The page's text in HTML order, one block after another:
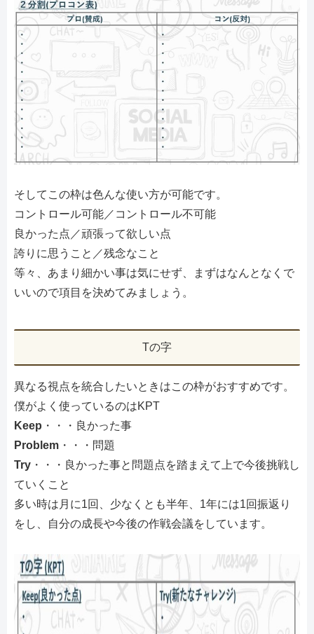
そしてこの枠は色んな使い方が可能です。
コントロール可能／コントロール不可能
良かった点／頑張って欲しい点
誇りに思うこと／残念なこと
等々、あまり細かい事は気にせず、まずはなんとなくで
いいので項目を決めてみましょう。
Tの字
異なる視点を統合したいときはこの枠がおすすめです。
僕がよく使っているのはKPT
Keep ・・・良かった事
Problem ・・・問題
Try ・・・良かった事と問題点を踏まえて上で今後挑戦し
ていくこと
多い時は月に1回、少なくとも半年、1年には1回振返り
をし、自分の成長や今後の作戦会議をしています。